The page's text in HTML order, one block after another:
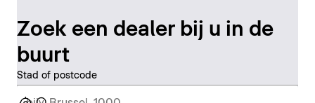
Zoek een dealer bij u in de
buurt
Stad of postcode